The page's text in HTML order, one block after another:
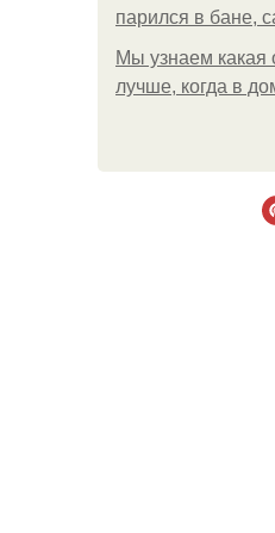
парился в бане,
Мы узнаем какая
лучше, когда в